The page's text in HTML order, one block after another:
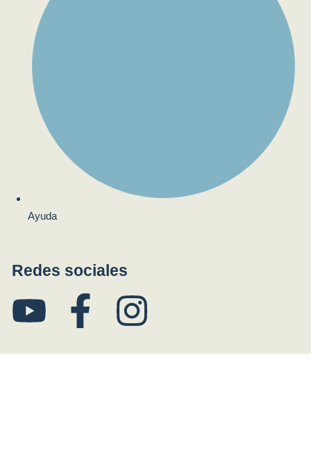
Ayuda
Redes sociales